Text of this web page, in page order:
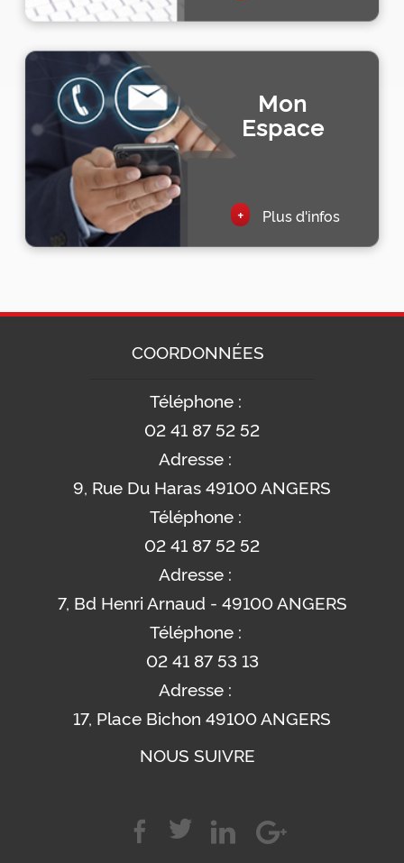
Mon
Espace
+ Plus d'infos
COORDONNÉES
Téléphone :
02 41 87 52 52
Adresse :
9, Rue Du Haras 49100 ANGERS
Téléphone :
02 41 87 52 52
Adresse :
7, Bd Henri Arnaud - 49100 ANGERS
Téléphone :
02 41 87 53 13
Adresse :
17, Place Bichon 49100 ANGERS
NOUS SUIVRE